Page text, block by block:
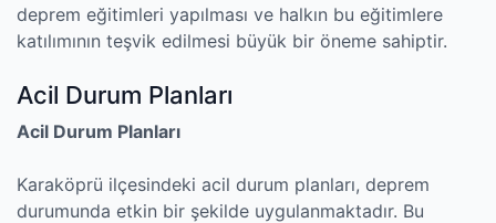
deprem eğitimleri yapılması ve halkın bu eğitimlere
katılımının teşvik edilmesi büyük bir öneme sahiptir.
Acil Durum Planları
Acil Durum Planları
Karaköprü ilçesindeki acil durum planları, deprem
durumunda etkin bir şekilde uygulanmaktadır. Bu